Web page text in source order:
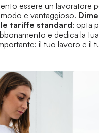
essere un lavoratore
e vantaggioso.
tariffe standard: opta
e dedica la
il tuo lavoro e il